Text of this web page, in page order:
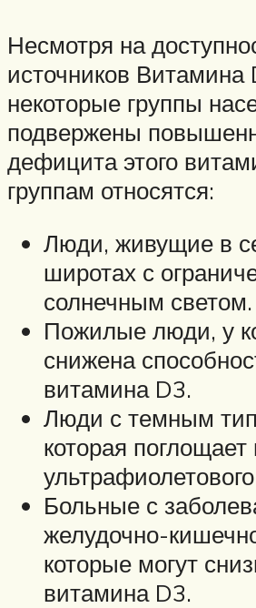
Несмотря на
источников Витамина
некоторые группы
подвержены
дефицита этого
группам относятся:
Люди, живущие в
широтах с
солнечным светом.
Пожилые люди, у
снижена
витамина D3.
Люди с темным
которая
Больные с
желудочно-
которые могут
витамина D3.